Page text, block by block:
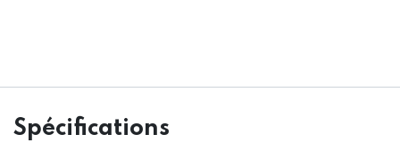
Spécifications